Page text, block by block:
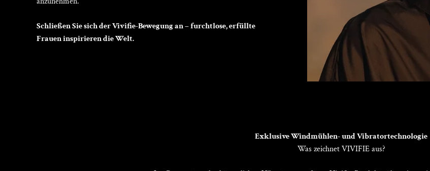
Schließen Sie sich der Vivifie-Bewegung an – furchtlose, erfüllte
Frauen inspirieren die Welt.
Exklusive Windmühlen- und Vibratortechnologie
Was zeichnet VIVIFIE aus?